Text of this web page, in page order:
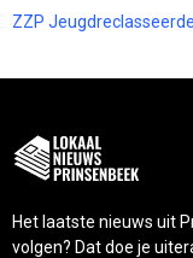
ZZP
Het laatste nieuws uit
volgen? Dat doe je